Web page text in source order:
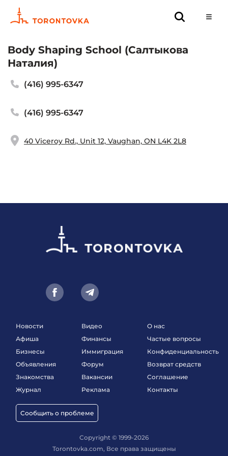
Body Shaping School (Салтыкова
Наталия)
(416) 995-6347
(416) 995-6347
40 Viceroy Rd., Unit 12, Vaughan, ON L4K 2L8
Новости
Афиша
Бизнесы
Объявления
Знакомства
Журнал
Сообщить о проблеме
Видео
Финансы
Иммиграция
Форум
Вакансии
Реклама
О нас
Частые вопросы
Конфиденциальность
Возврат средств
Соглашение
Контакты
Copyright © 1999-2026
Torontovka.com, Все права защищены